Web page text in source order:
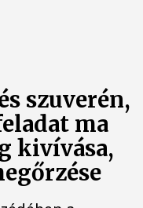
szuverén,
ma
kivívása,